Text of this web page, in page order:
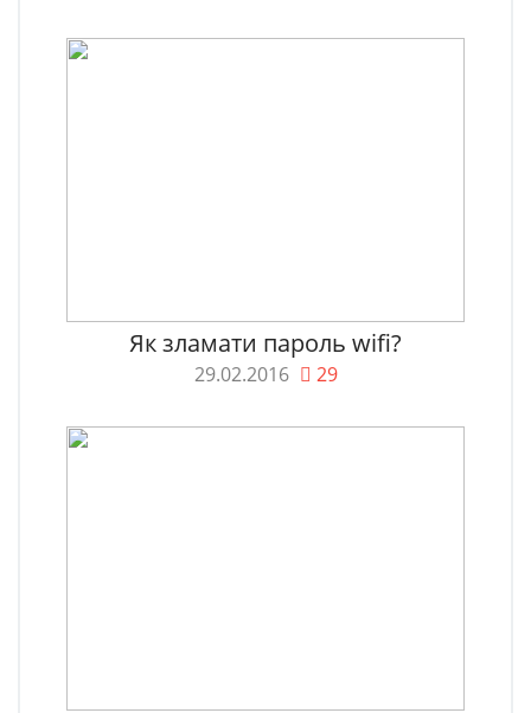
Як зламати пароль wifi?
29.02.2016 29